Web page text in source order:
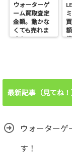
ウォーターゲ
ーム買取査定
金額。動かな
くても売れま
す！
最新記事（見てね！
ウォーターゲ
す！